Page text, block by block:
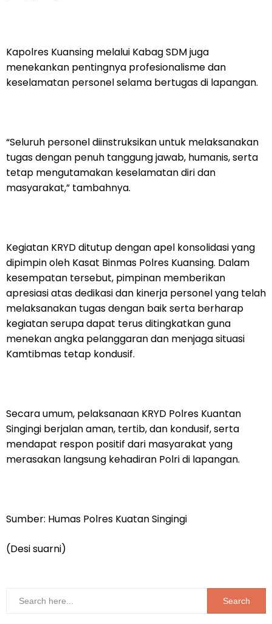
Kapolres Kuansing melalui Kabag SDM juga
menekankan pentingnya profesionalisme dan
keselamatan personel selama bertugas di lapangan.
“Seluruh personel diinstruksikan untuk melaksanakan
tugas dengan penuh tanggung jawab, humanis, serta
tetap mengutamakan keselamatan diri dan
masyarakat,” tambahnya.
Kegiatan KRYD ditutup dengan apel konsolidasi yang
dipimpin oleh Kasat Binmas Polres Kuansing. Dalam
kesempatan tersebut, pimpinan memberikan
apresiasi atas dedikasi dan kinerja personel yang telah
melaksanakan tugas dengan baik serta berharap
kegiatan serupa dapat terus ditingkatkan guna
menekan angka pelanggaran dan menjaga situasi
Kamtibmas tetap kondusif.
Secara umum, pelaksanaan KRYD Polres Kuantan
Singingi berjalan aman, tertib, dan kondusif, serta
mendapat respon positif dari masyarakat yang
merasakan langsung kehadiran Polri di lapangan.
Sumber: Humas Polres Kuatan Singingi
(Desi suarni)